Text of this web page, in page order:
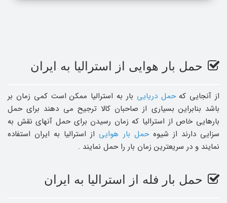
حمل بار هوایی از استرالیا به ایران
از آنجایی کهحمل دریایی بار به استرالیا ممکن است کمی زمان بر
باشد بنابراین بسیاری از صاحبان کالا ترجیح می دهند برای حمل
بارهایی خاص از استرالیا که زمان رسیدن برای حمل آنهای نقش به
سزایی دارند از شیوهحمل بار هوایی از استرالیا به ایران استفاده
نمایند و در سریعترین زمان بار را حمل نمایند .
حمل بار فله از استرالیا به ایران